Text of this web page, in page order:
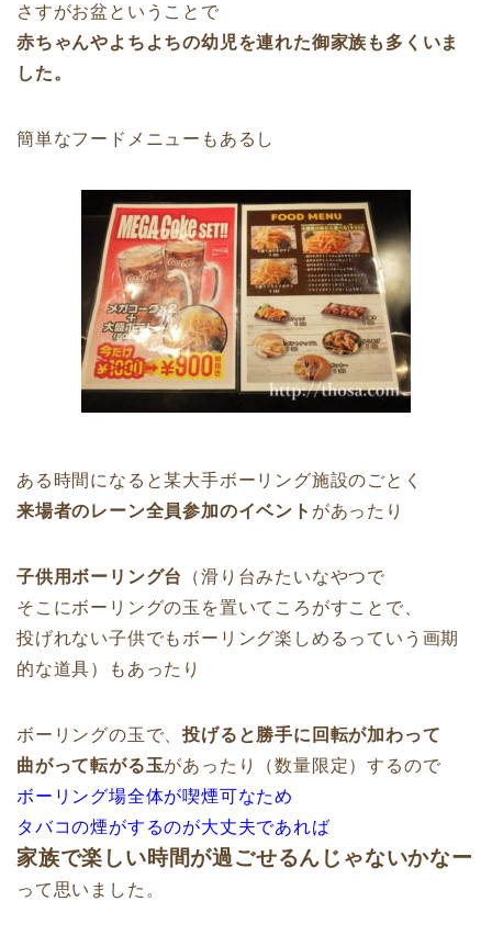
さすがお盆ということで
赤ちゃんやよちよちの幼児を連れた御家族も多くいま
した。
簡単なフードメニューもあるし
ある時間になると某大手ボーリング施設のごとく
来場者のレーン全員参加のイベント があったり
子供用ボーリング台
（滑り台みたいなやつで
そこにボーリングの玉を置いてころがすことで、
投げれない子供でもボーリング楽しめるっていう画期
的な道具）もあったり
ボーリングの玉で、投げると勝手に回転が加わって
曲がって転がる玉があったり（数量限定）するので
ボーリング場全体が喫煙可なため
タバコの煙がするのが大丈夫であれば
家族で楽しい時間が過ごせるんじゃないかなー
って思いました。